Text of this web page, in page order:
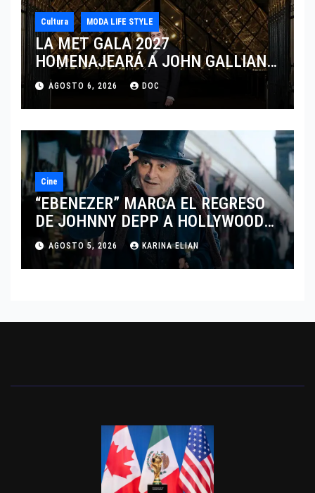
Cultura MODA LIFE STYLE
LA MET GALA 2027
HOMENAJEARÁ A JOHN GALLIANO
MARCANDO EL REGRESO DEL REY
DEL DRAMATISMO
AGOSTO 6, 2026 DOC
Cine
“EBENEZER” MARCA EL REGRESO
DE JOHNNY DEPP A HOLLYWOOD
TRAS SU PASO POR EL CINE
INDEPENDIENTE EUROPEO
AGOSTO 5, 2026 KARINA ELIAN